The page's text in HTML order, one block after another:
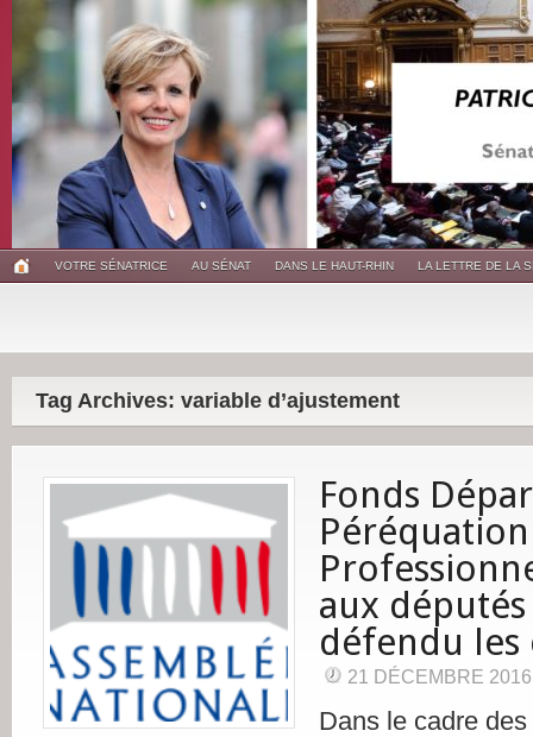
VOTRE SÉNATRICE AU SÉNAT DANS LE HAUT-RHIN LA LETTRE DE LA
Tag Archives: variable d’ajustement
Fonds
aux députés
défendu les
21 DÉCEMBRE 2016
Dans le cadre